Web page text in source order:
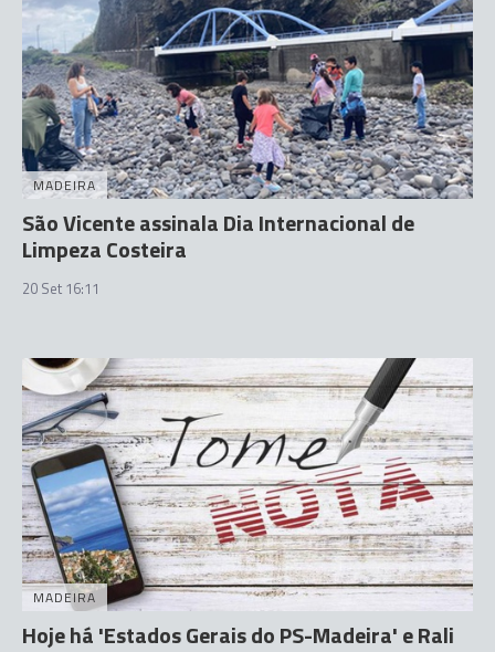
MADEIRA
São Vicente assinala Dia Internacional de
Limpeza Costeira
20 Set 16:11
MADEIRA
Hoje há 'Estados Gerais do PS-Madeira' e Rali